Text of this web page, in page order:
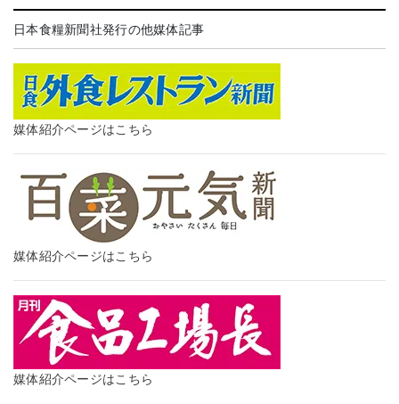
日本食糧新聞社発行の他媒体記事
媒体紹介ページはこちら
媒体紹介ページはこちら
媒体紹介ページはこちら